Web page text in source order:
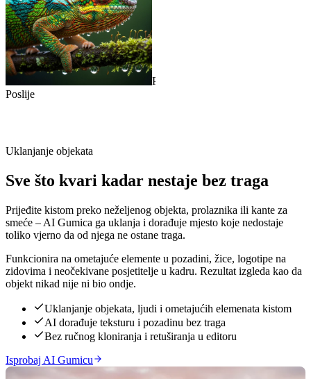
Prije
Poslije
Uklanjanje objekata
Sve što kvari kadar nestaje bez traga
Prijeđite kistom preko neželjenog objekta, prolaznika ili kante za
smeće – AI Gumica ga uklanja i dorađuje mjesto koje nedostaje
toliko vjerno da od njega ne ostane traga.
Funkcionira na ometajuće elemente u pozadini, žice, logotipe na
zidovima i neočekivane posjetitelje u kadru. Rezultat izgleda kao da
objekt nikad nije ni bio ondje.
Uklanjanje objekata, ljudi i ometajućih elemenata kistom
AI dorađuje teksturu i pozadinu bez traga
Bez ručnog kloniranja i retuširanja u editoru
Isprobaj AI Gumicu